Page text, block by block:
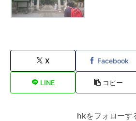
X Facebook
LINE コピー
hkをフォローす